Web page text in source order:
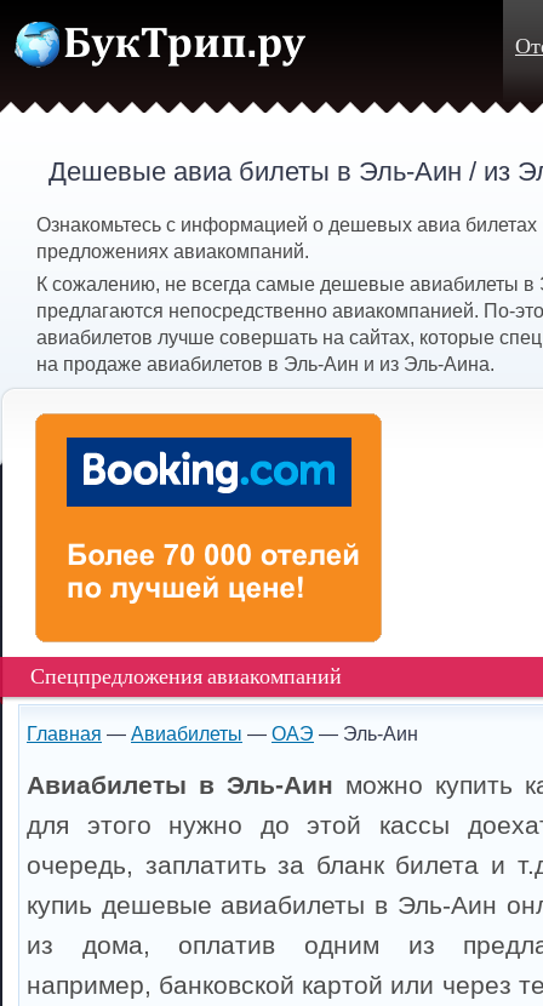
Дешевые авиа билеты в Эль-Аин / из
Ознакомьтесь с информацией о дешевых авиа билетах
предложениях авиакомпаний.
К сожалению, не всегда самые дешевые авиабилеты в
предлагаются непосредственно авиакомпанией. По-
авиабилетов лучше совершать на сайтах, которые
на продаже авиабилетов в Эль-Аин и из Эль-Аина.
Спецпредложения авиакомпаний
Главная — Авиабилеты — ОАЭ — Эль-Аин
Авиабилеты в Эль-Аин можно купить
для этого нужно до этой кассы
очередь, заплатить за бланк билета и
купиь дешевые авиабилеты в Эль-Аин
из дома, оплатив одним из
например, банковской картой или через